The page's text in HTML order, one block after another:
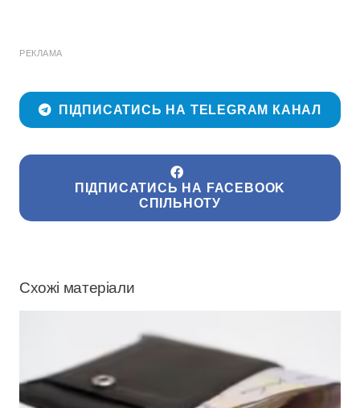
РЕКЛАМА
ПІДПИСАТИСЬ НА TELEGRAM КАНАЛ
ПІДПИСАТИСЬ НА FACEBOOK
СПІЛЬНОТУ
Схожі матеріали